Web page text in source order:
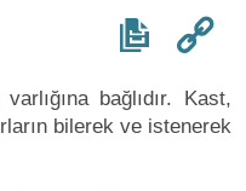
bağlıdır. Kast,
bilerek ve istenerek